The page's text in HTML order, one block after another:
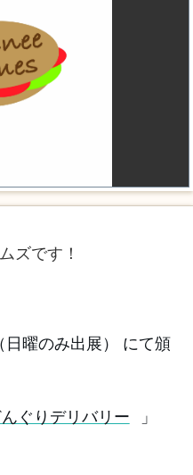
ズです！
曜のみ出展） にて頒
んぐりデリバリー
」